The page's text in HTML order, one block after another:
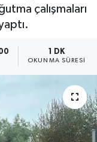
çalışmaları
1 DK
OKUNMA SÜRESI